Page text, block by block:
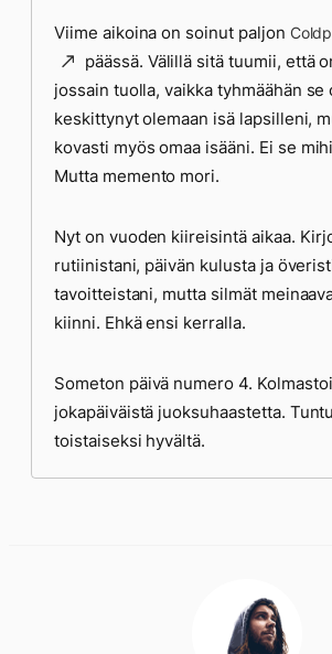
Viime aikoina on soinut paljon
päässä. Välillä sitä tuumii, että
jossain tuolla, vaikka tyhmäähän se
keskittynyt olemaan isä lapsilleni,
kovasti myös omaa isääni. Ei se
Mutta memento mori.
Nyt on vuoden kiireisintä aikaa.
rutiinistani, päivän kulusta ja
tavoitteistani, mutta silmät
kiinni. Ehkä ensi kerralla.
Someton päivä numero 4.
jokapäiväistä juoksuhaastetta.
toistaiseksi hyvältä.